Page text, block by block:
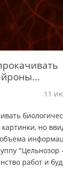
11
но
"Цельнозор
работ и